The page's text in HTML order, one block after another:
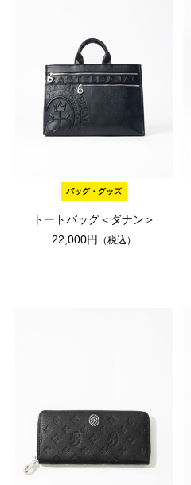
バッグ・グッズ
トートバッグ＜ダナン＞
22,000円
（税込）